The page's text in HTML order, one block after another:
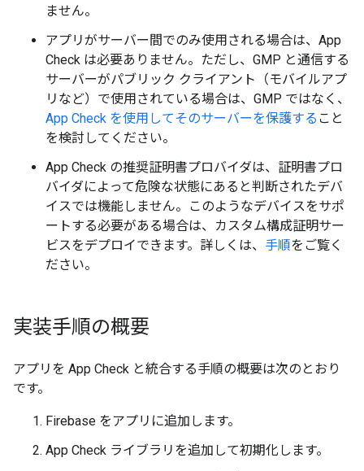
ません。
アプリがサーバー間でのみ使用される場合は、App
Check は必要ありません。ただし、GMP と通信する
サーバーがパブリック クライアント（モバイルアプ
リなど）で使用されている場合は、GMP ではなく、
App Check を使用してそのサーバーを保護する こと
を検討してください。
App Check の推奨証明書プロバイダは、証明書プロ
バイダによって危険な状態にあると判断されたデバ
イスでは機能しません。このようなデバイスをサポ
ートする必要がある場合は、カスタム構成証明サー
ビスをデプロイできます。詳しくは、 手順をご覧く
ださい。
実装手順の概要
アプリを App Check と統合する手順の概要は次のとおり
です。
Firebase をアプリに追加します。
App Check ライブラリを追加して初期化します。